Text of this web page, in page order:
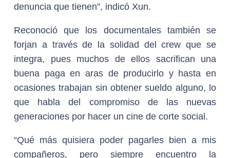
denuncia que tienen”, indicó Xun.
Reconoció que los documentales también se
forjan a través de la solidad del crew que se
integra, pues muchos de ellos sacrifican una
buena paga en aras de producirlo y hasta en
ocasiones trabajan sin obtener sueldo alguno, lo
que habla del compromiso de las nuevas
generaciones por hacer un cine de corte social.
“Qué más quisiera poder pagarles bien a mis
compañeros, pero siempre encuentro la